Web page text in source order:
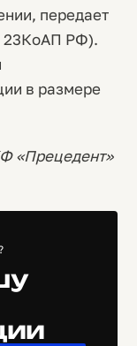
передает
23КоАП РФ).
в размере
«Прецедент»